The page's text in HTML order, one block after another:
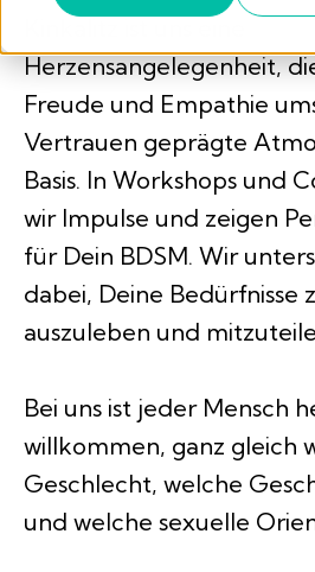
Herzensangelegenheit,
Freude und Empathie
Vertrauen geprägte
Basis. In Workshops und
wir Impulse und zeigen
für Dein BDSM. Wir
dabei, Deine Bedürfnisse
auszuleben und
Bei uns ist jeder Mensch
willkommen, ganz gleich
Geschlecht, welche
und welche sexuelle